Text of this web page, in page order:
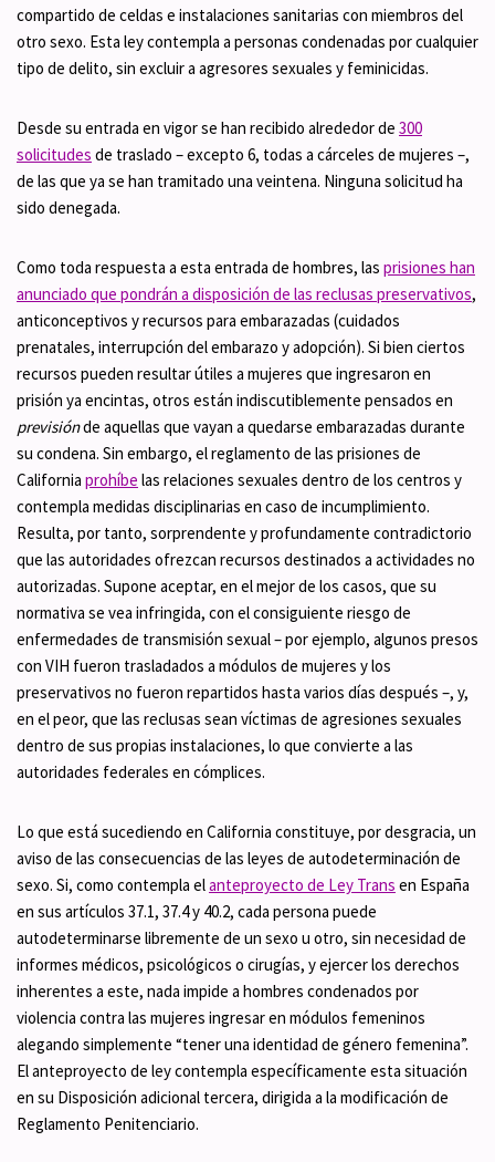
compartido de celdas e instalaciones sanitarias con miembros del
otro sexo. Esta ley contempla a personas condenadas por cualquier
tipo de delito, sin excluir a agresores sexuales y feminicidas.
Desde su entrada en vigor se han recibido alrededor de 300
solicitudes de traslado – excepto 6, todas a cárceles de mujeres –,
de las que ya se han tramitado una veintena. Ninguna solicitud ha
sido denegada.
Como toda respuesta a esta entrada de hombres, las prisiones han
anunciado que pondrán a disposición de las reclusas preservativos,
anticonceptivos y recursos para embarazadas (cuidados
prenatales, interrupción del embarazo y adopción). Si bien ciertos
recursos pueden resultar útiles a mujeres que ingresaron en
prisión ya encintas, otros están indiscutiblemente pensados en
previsiónde aquellas que vayan a quedarse embarazadas durante
su condena. Sin embargo, el reglamento de las prisiones de
California prohíbe las relaciones sexuales dentro de los centros y
contempla medidas disciplinarias en caso de incumplimiento.
Resulta, por tanto, sorprendente y profundamente contradictorio
que las autoridades ofrezcan recursos destinados a actividades no
autorizadas. Supone aceptar, en el mejor de los casos, que su
normativa se vea infringida, con el consiguiente riesgo de
enfermedades de transmisión sexual – por ejemplo, algunos presos
con VIH fueron trasladados a módulos de mujeres y los
preservativos no fueron repartidos hasta varios días después –, y,
en el peor, que las reclusas sean víctimas de agresiones sexuales
dentro de sus propias instalaciones, lo que convierte a las
autoridades federales en cómplices.
Lo que está sucediendo en California constituye, por desgracia, un
aviso de las consecuencias de las leyes de autodeterminación de
sexo. Si, como contempla elanteproyecto de Ley Trans en España
en sus artículos 37.1, 37.4 y 40.2, cada persona puede
autodeterminarse libremente de un sexo u otro, sin necesidad de
informes médicos, psicológicos o cirugías, y ejercer los derechos
inherentes a este, nada impide a hombres condenados por
violencia contra las mujeres ingresar en módulos femeninos
alegando simplemente “tener una identidad de género femenina”.
El anteproyecto de ley contempla específicamente esta situación
en su Disposición adicional tercera, dirigida a la modificación de
Reglamento Penitenciario.